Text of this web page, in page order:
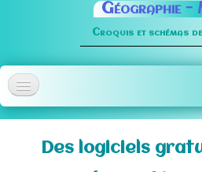
Géographie -
Croquis et schémas
Accueil
Méthodologie ▼
Des logiciels